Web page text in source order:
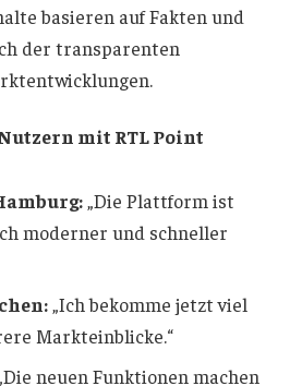
basieren auf Fakten und
der transparenten
mit RTL Point
„Die Plattform ist
moderner und schneller
„Ich bekomme jetzt viel
Markteinblicke.“
neuen Funktionen machen